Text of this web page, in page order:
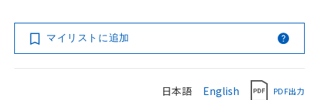
マイリストに追加
日本語 English PDF出力